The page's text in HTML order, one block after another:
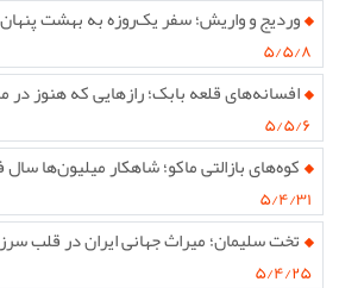
وردیج و واریش؛ سفر یک‌روزه به بهشت پنهان
۵/۵/۸
افسانه‌های قلعه بابک؛ رازهایی که هنوز در
۵/۵/۶
کوه‌های بازالتی ماکو؛ شاهکار میلیون‌ها
۵/۴/۳۱
تخت سلیمان؛ میراث جهانی ایران در قلب
۵/۴/۲۵